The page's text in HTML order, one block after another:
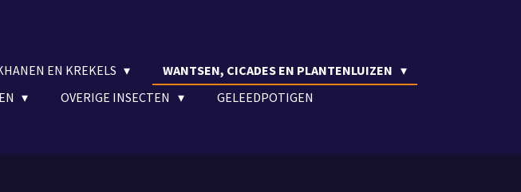
EN KREKELS
WANTSEN, CICADES EN PLANTENLUIZEN
OVERIGE INSECTEN
GELEEDPOTIGEN